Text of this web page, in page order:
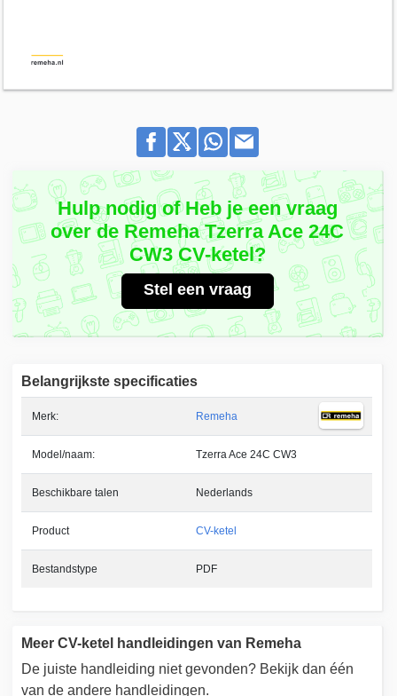
Hulp nodig of Heb je een vraag
over de Remeha Tzerra Ace 24C
CW3 CV-ketel?
Stel een vraag
Belangrijkste specificaties
Merk: Remeha
Model/naam: Tzerra Ace 24C CW3
Beschikbare talen Nederlands
Product CV-ketel
Bestandstype PDF
Meer CV-ketel handleidingen van Remeha
De juiste handleiding niet gevonden? Bekijk dan één
van de andere handleidingen.